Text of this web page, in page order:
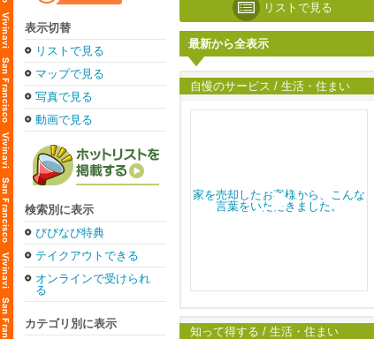
表示切替
リストで見る
マップで見る
写真で見る
動画で見る
検索別に表示
びびなび特典
テイクアウトできる
オンラインで受けられ
る
カテゴリ別に表示
リストで見る
最新から全表示
自慢のサービス / 生活・住まい
知って得する / 生活・住まい